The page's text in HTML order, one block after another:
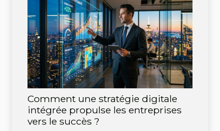
Comment une stratégie digitale
intégrée propulse les entreprises
vers le succès ?